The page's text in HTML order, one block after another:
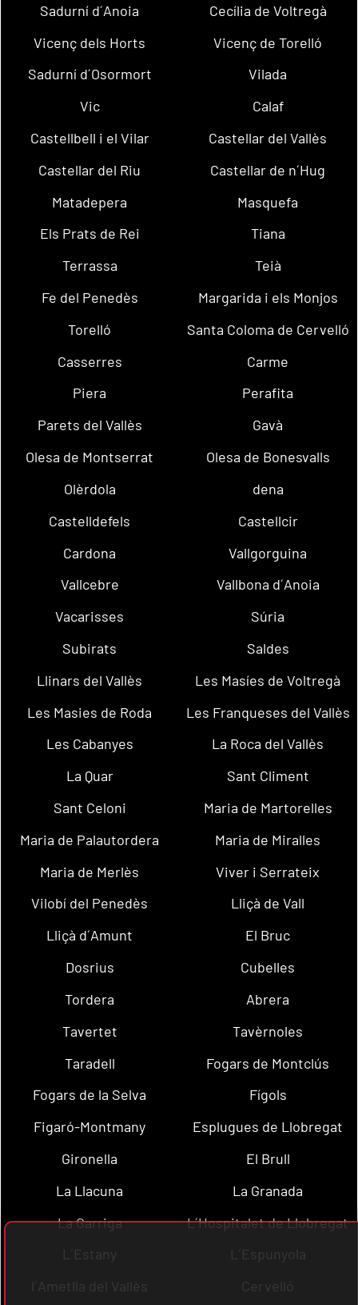
Sadurní d´Anoia
Cecília de Voltregà
Vicenç dels Horts
Vicenç de Torelló
Sadurní d´Osormort
Vilada
Vic
Calaf
Castellbell i el Vilar
Castellar del Vallès
Castellar del Riu
Castellar de n´Hug
Matadepera
Masquefa
Els Prats de Rei
Tiana
Terrassa
Teià
Fe del Penedès
Margarida i els Monjos
Torelló
Santa Coloma de Cervelló
Casserres
Carme
Piera
Perafita
Parets del Vallès
Gavà
Olesa de Montserrat
Olesa de Bonesvalls
Olèrdola
dena
Castelldefels
Castellcir
Cardona
Vallgorguina
Vallcebre
Vallbona d´Anoia
Vacarisses
Súria
Subirats
Saldes
Llinars del Vallès
Les Masíes de Voltregà
Les Masies de Roda
Les Franqueses del Vallès
Les Cabanyes
La Roca del Vallès
La Quar
Sant Climent
Sant Celoni
Maria de Martorelles
Maria de Palautordera
Maria de Miralles
Maria de Merlès
Viver i Serrateix
Vilobí del Penedès
Lliçà de Vall
Lliçà d´Amunt
El Bruc
Dosrius
Cubelles
Tordera
Abrera
Tavertet
Tavèrnoles
Taradell
Fogars de Montclús
Fogars de la Selva
Fígols
Figaró-Montmany
Esplugues de Llobregat
Gironella
El Brull
La Llacuna
La Granada
La Garriga
L´Hospitalet de Llobregat
L´Estany
L´Espunyola
l´Ametlla del Vallès
Cervelló